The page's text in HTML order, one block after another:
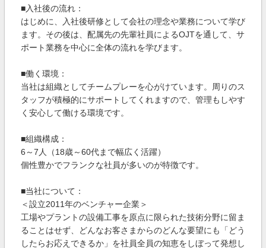
■入社後の流れ：
はじめに、入社後研修として会社の理念や業務について学び
ます。その後は、配属先の先輩社員によるOJTを通して、サ
ポート業務を中心に全体の流れを学びます。
■働く環境：
当社は組織としてチームプレーを心がけています。周りのス
タッフが積極的にサポートしてくれますので、管理もしやす
く安心して働ける環境です。
■組織構成：
6～7人（18歳～60代まで幅広く活躍）
個性豊かでフランクな社員が多いのが特徴です。
■当社について：
＜設立2011年のベンチャー企業＞
工場やプラントの設備工事を原点に限られた技術分野に留ま
ることはせず、どんなお客さまからのどんな要望にも「どう
したらお応えできるか」を社員全員の知恵をしぼって発想し